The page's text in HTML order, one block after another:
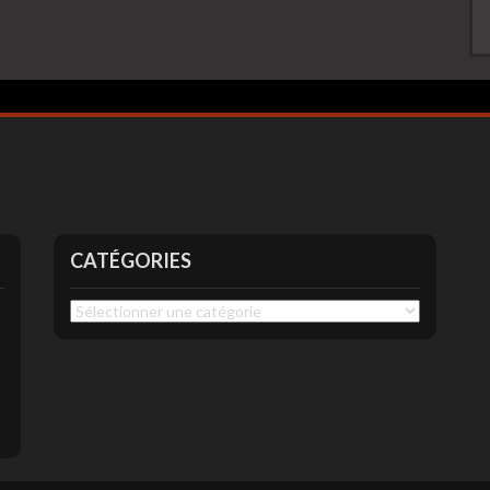
CATÉGORIES
Catégories